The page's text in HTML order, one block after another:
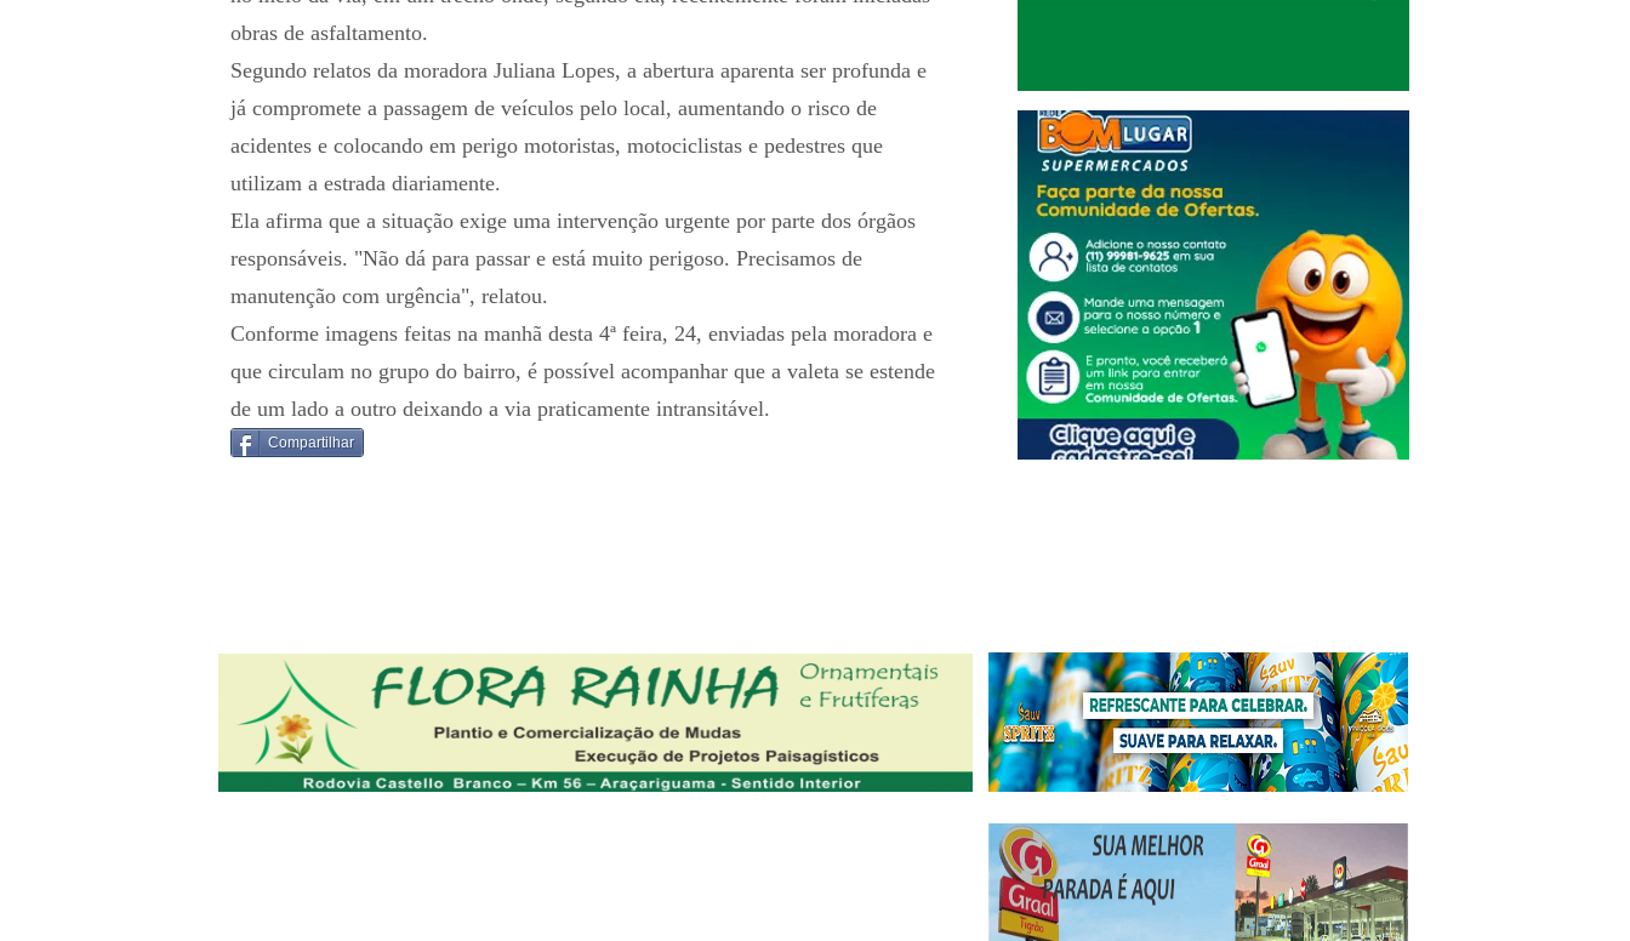
obras de asfaltamento.
Segundo relatos da moradora Juliana Lopes, a abertura aparenta ser profunda e
já compromete a passagem de veículos pelo local, aumentando o risco de
acidentes e colocando em perigo motoristas, motociclistas e pedestres que
utilizam a estrada diariamente.
Ela afirma que a situação exige uma intervenção urgente por parte dos órgãos
responsáveis. "Não dá para passar e está muito perigoso. Precisamos de
manutenção com urgência", relatou.
Conforme imagens feitas na manhã desta 4ª feira, 24, enviadas pela moradora e
que circulam no grupo do bairro, é possível acompanhar que a valeta se estende
de um lado a outro deixando a via praticamente intransitável.
Compartilhar